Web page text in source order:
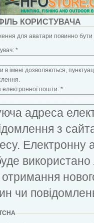
КОРИСТУВАЧА
для аватари повинно бути
*
в імені дозволяються,
електронної пошти: *
адреса
з
Електронну
чи